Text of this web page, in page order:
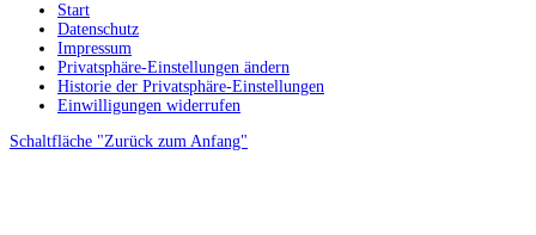
Start
Datenschutz
Impressum
Privatsphäre-Einstellungen ändern
Historie der Privatsphäre-Einstellungen
Einwilligungen widerrufen
Schaltfläche "Zurück zum Anfang"